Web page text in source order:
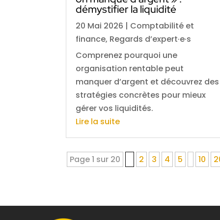
démystifier la liquidité
20 Mai 2026 | Comptabilité et
finance, Regards d’expert·e·s
Comprenez pourquoi une
organisation rentable peut
manquer d’argent et découvrez des
stratégies concrètes pour mieux
gérer vos liquidités.
Lire la suite
Page 1 sur 20 2 3 4 5 10